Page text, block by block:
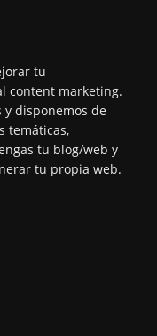
tu
content marketing.
y disponemos de
temáticas,
tu blog/web y
tu propia web.